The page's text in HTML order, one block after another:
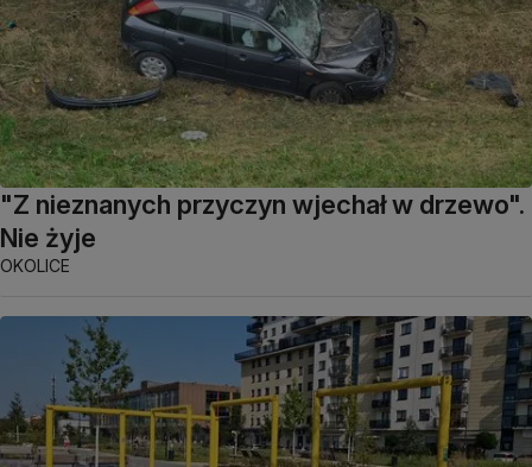
"Z nieznanych przyczyn wjechał w drzewo".
Nie żyje
OKOLICE